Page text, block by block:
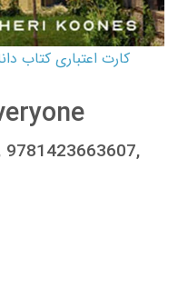
9781423663607,